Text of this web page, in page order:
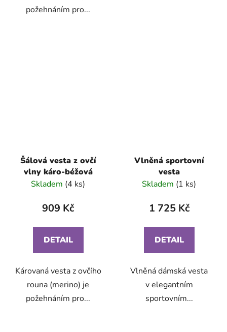
požehnáním pro...
Šálová vesta z ovčí
vlny káro-béžová
Skladem (4 ks)
909 Kč
DETAIL
Károvaná vesta z ovčího
rouna (merino) je
požehnáním pro...
Vlněná sportovní
vesta
Skladem (1 ks)
1 725 Kč
DETAIL
Vlněná dámská vesta
v elegantním
sportovním...